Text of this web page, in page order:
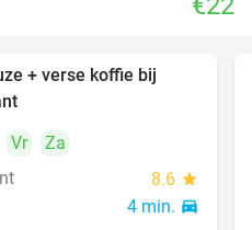
+ verse koffie bij
Vr
Za
8.6 star
4 min. directions_car